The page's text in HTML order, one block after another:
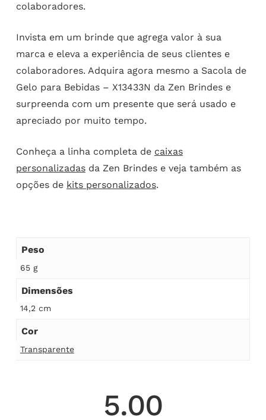
colaboradores.
Invista em um brinde que agrega valor à sua
marca e eleva a experiência de seus clientes e
colaboradores. Adquira agora mesmo a Sacola de
Gelo para Bebidas – X13433N da Zen Brindes e
surpreenda com um presente que será usado e
apreciado por muito tempo.
Conheça a linha completa de caixas
personalizadasda Zen Brindes e veja também as
opções de kits personalizados.
Peso
65 g
Dimensões
14,2 cm
Cor
Transparente
5.00